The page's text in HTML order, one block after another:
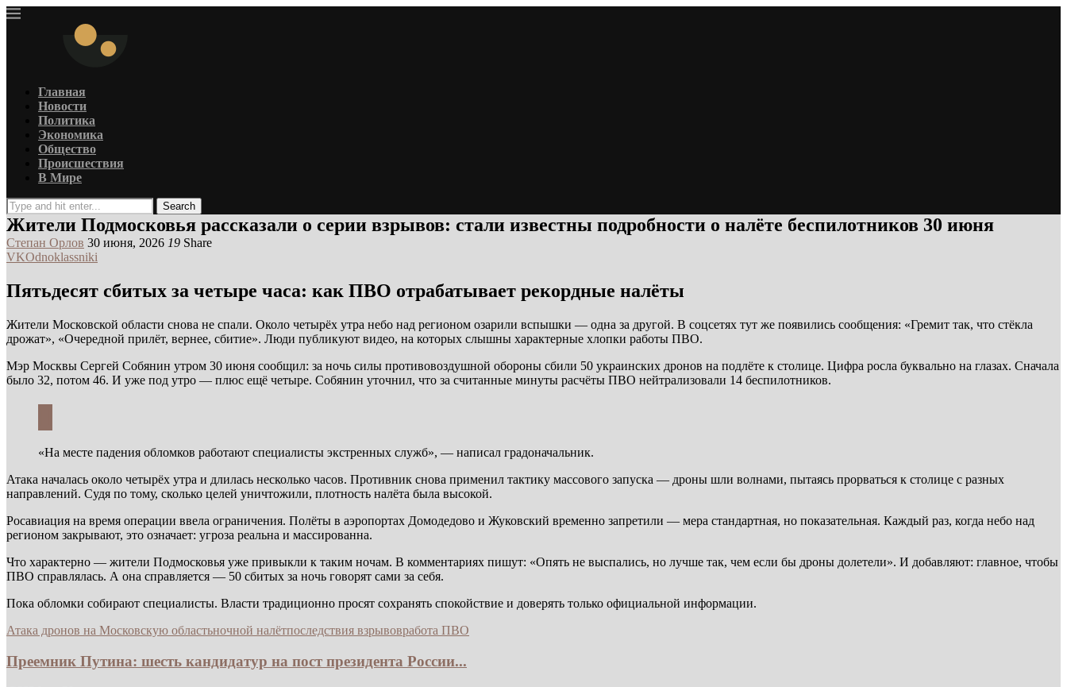
Главная
Новости
Политика
Экономика
Общество
Происшествия
В Мире
Search
Жители Подмосковья рассказали о серии взрывов: стали известны подробности о налёте беспилотников 30 июня
Степан Орлов 30 июня, 2026 19 Share
VKOdnoklassniki
Пятьдесят сбитых за четыре часа: как ПВО отрабатывает рекордные налёты
Жители Московской области снова не спали. Около четырёх утра небо над регионом озарили вспышки — одна за другой. В соцсетях тут же появились сообщения: «Гремит так, что стёкла
дрожат», «Очередной прилёт, вернее, сбитие». Люди публикуют видео, на которых слышны характерные хлопки работы ПВО.
Мэр Москвы Сергей Собянин утром 30 июня сообщил: за ночь силы противовоздушной обороны сбили 50 украинских дронов на подлёте к столице. Цифра росла буквально на глазах. Сначала
было 32, потом 46. И уже под утро — плюс ещё четыре. Собянин уточнил, что за считанные минуты расчёты ПВО нейтрализовали 14 беспилотников.
«На месте падения обломков работают специалисты экстренных служб», — написал градоначальник.
Атака началась около четырёх утра и длилась несколько часов. Противник снова применил тактику массового запуска — дроны шли волнами, пытаясь прорваться к столице с разных
направлений. Судя по тому, сколько целей уничтожили, плотность налёта была высокой.
Росавиация на время операции ввела ограничения. Полёты в аэропортах Домодедово и Жуковский временно запретили — мера стандартная, но показательная. Каждый раз, когда небо над
регионом закрывают, это означает: угроза реальна и массированна.
Что характерно — жители Подмосковья уже привыкли к таким ночам. В комментариях пишут: «Опять не выспались, но лучше так, чем если бы дроны долетели». И добавляют: главное, чтобы
ПВО справлялась. А она справляется — 50 сбитых за ночь говорят сами за себя.
Пока обломки собирают специалисты. Власти традиционно просят сохранять спокойствие и доверять только официальной информации.
Атака дронов на Московскую областьночной налётпоследствия взрывовработа ПВО
Преемник Путина: шесть кандидатур на пост президента России...